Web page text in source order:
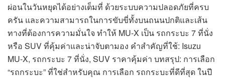
ผ่อนในวันหยุดได้อย่างเต็มที่ ด้วยระบบความปลอดภัยที่ครบ
ครัน และความสามารถในการขับขี่ทั้งบนถนนปกติและเส้น
ทางที่ต้องการความมั่นใจ ทำให้ MU-X เป็น รถกระบะ 7 ที่นั่ง
หรือ SUV ที่คุ้มค่าและน่าจับตามอง คำสำคัญที่ใช้: Isuzu
MU-X, รถกระบะ 7 ที่นั่ง, SUV ราคาคุ้มค่า บทสรุป: การเลือก
“รถกระบะ” ที่ใช่สำหรับคุณ การเลือก รถกระบะที่ดีที่สุด ในปี